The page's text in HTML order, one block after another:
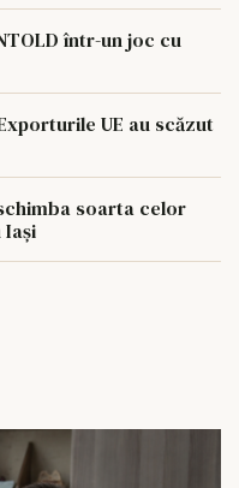
într-un joc cu
UE au scăzut
soarta celor
Iași